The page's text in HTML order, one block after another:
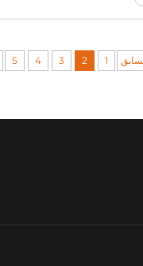
1
2
3
4
5